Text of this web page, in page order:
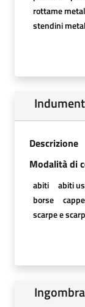
rottame
stendini
Descrizione
Modalità di
abiti abiti
borse
scarpe e